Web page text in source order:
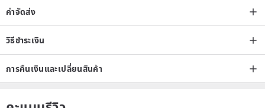
ค่าจัดส่ง
วิธีชำระเงิน
การคืนเงินและเปลี่ยนสินค้า